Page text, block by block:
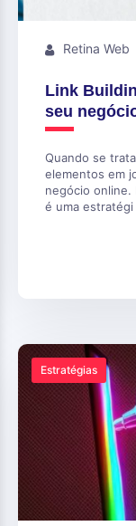
Retina Web
Link
seu
Quando se
elementos em
negócio online.
é uma
Estratégias